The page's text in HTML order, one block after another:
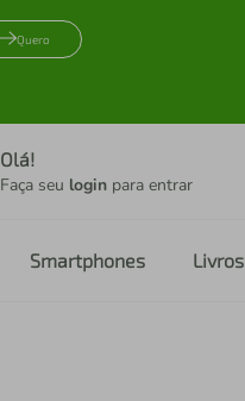
Quero
Olá!
Faça seu login para entrar
Smartphones Livros